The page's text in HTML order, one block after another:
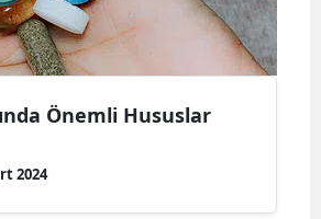
Önemli Hususlar
2024